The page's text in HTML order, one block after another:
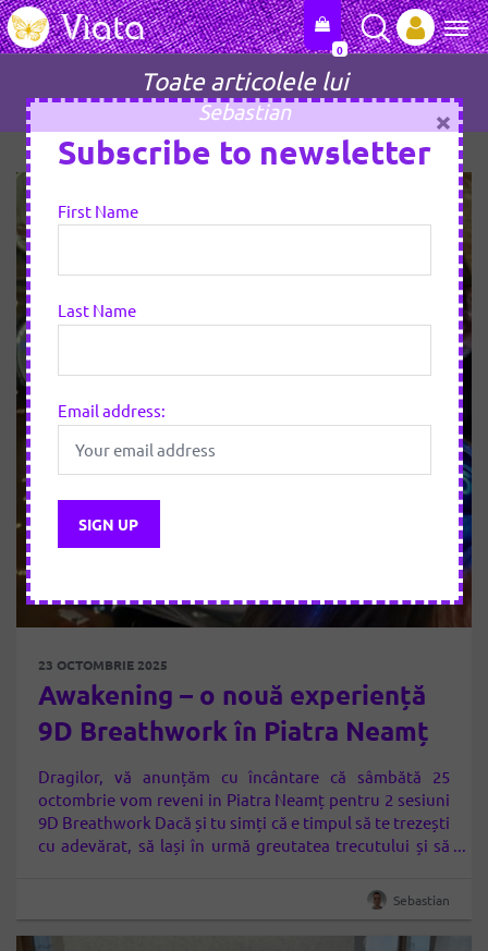
0
Toate articolele lui
Sebastian
23 OCTOMBRIE 2025
Awakening – o nouă experiență
9D Breathwork în Piatra Neamț
Dragilor, vă anunțăm cu încântare că sâmbătă 25
octombrie vom reveni in Piatra Neamț pentru 2 sesiuni
9D Breathwork Dacă și tu simți că e timpul să te trezești
cu adevărat, să lași în urmă greutatea trecutului și să
pentru tine-o călătorie de reconectare profundă cu
Sebastian
Subscribe to newsletter
First Name
Last Name
Email address:
×